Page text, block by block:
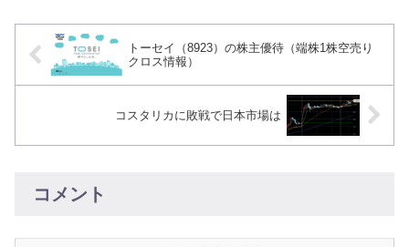
トーセイ（8923）の株主優待（端株1株空売り
クロス情報）
コスタリカに敗戦で日本市場は
コメント